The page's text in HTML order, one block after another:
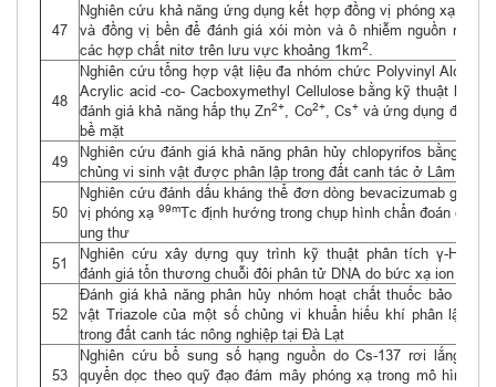
47
Nghiên cứu khả năng ứng dụng kết hợp đồng vị phóng xạ rơi
và đồng vị bền để đánh giá xói mòn và ô nhiễm nguồn nước
các hợp chất nitơ trên lưu vực khoảng 1km2.
48
Nghiên cứu tổng hợp vật liệu đa nhóm chức Polyvinyl Alcohol
Acrylic acid -co- Cacboxymethyl Cellulose bằng kỹ thuật bức
đánh giá khả năng hấp thụ Zn2+, Co2+, Cs+và ứng dụng để tẩy
bề mặt
49
Nghiên cứu đánh giá khả năng phân hủy chlopyrifos bằng một
chủng vi sinh vật được phân lập trong đất canh tác ở Lâm Đồng
50
Nghiên cứu đánh dấu kháng thể đơn dòng bevacizumab gắn
vị phóng xạ 99mTc định hướng trong chụp hình chẩn đoán các
ung thư
51
Nghiên cứu xây dựng quy trình kỹ thuật phân tích γ-H2AX
đánh giá tổn thương chuỗi đôi phân tử DNA do bức xạ ion hóa
52
Đánh giá khả năng phân hủy nhóm hoạt chất thuốc bảo vệ
vật Triazole của một số chủng vi khuẩn hiếu khí phân lập
trong đất canh tác nông nghiệp tại Đà Lạt
53
Nghiên cứu bổ sung số hạng nguồn do Cs-137 rơi lắng từ
quyển dọc theo quỹ đạo đám mây phóng xạ trong mô hình